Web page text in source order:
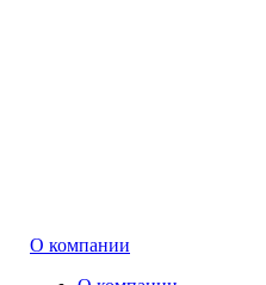
О компании